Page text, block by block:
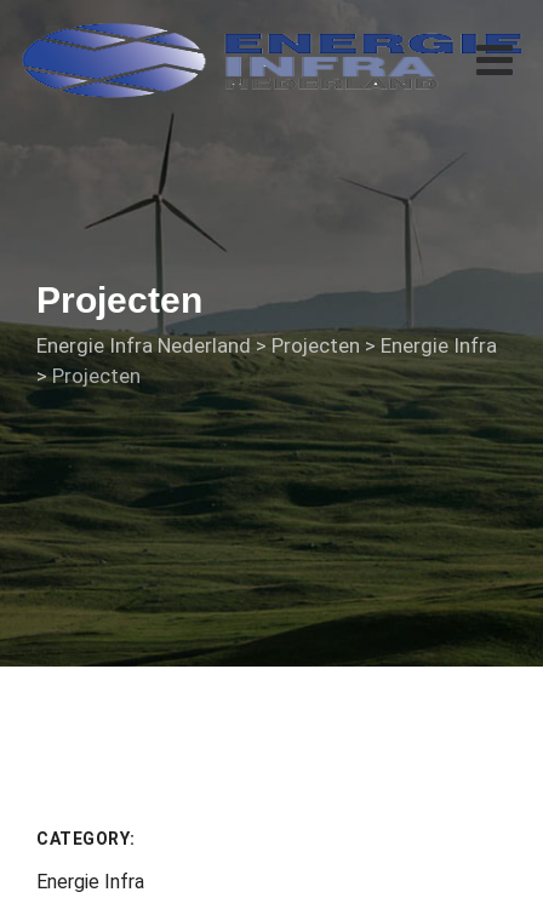
Projecten
Energie Infra Nederland> Projecten > Energie Infra
>Projecten
CATEGORY:
Energie Infra